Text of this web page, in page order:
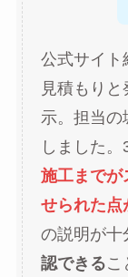
公式サイト
見積もり
示。担当の
しました。
施工までが
せられた点
の説明が十
認できるこ